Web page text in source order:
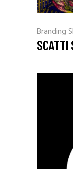
Branding
SCATTI